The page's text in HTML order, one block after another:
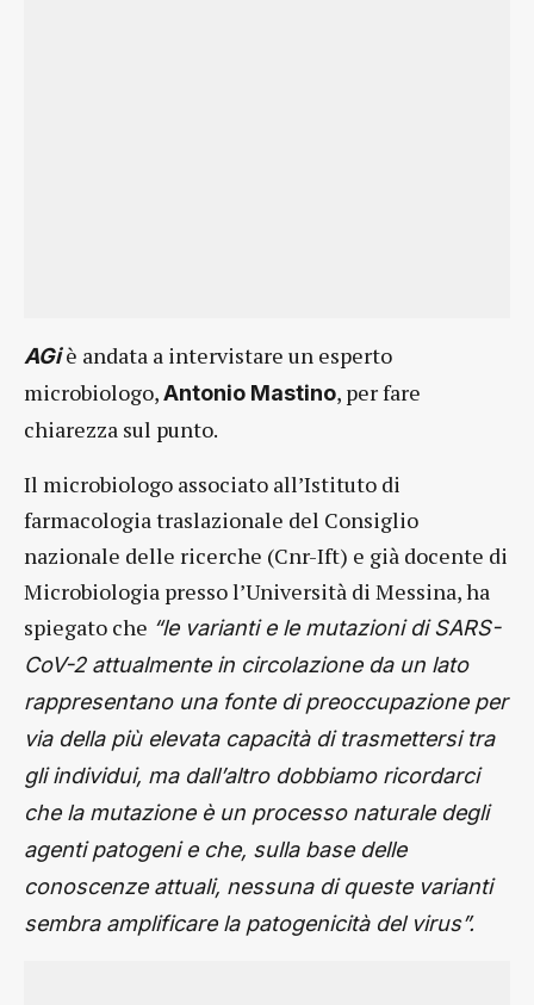
AGiè andata a intervistare un esperto
microbiologo,Antonio Mastino, per fare
chiarezza sul punto.
Il microbiologo associato all’Istituto di
farmacologia traslazionale del Consiglio
nazionale delle ricerche (Cnr-Ift) e già docente di
Microbiologia presso l’Università di Messina, ha
spiegato che “le varianti e le mutazioni di SARS-
CoV-2 attualmente in circolazione da un lato
rappresentano una fonte di preoccupazione per
via della più elevata capacità di trasmettersi tra
gli individui, ma dall’altro dobbiamo ricordarci
che la mutazione è un processo naturale degli
agenti patogeni e che, sulla base delle
conoscenze attuali, nessuna di queste varianti
sembra amplificare la patogenicità del virus”.